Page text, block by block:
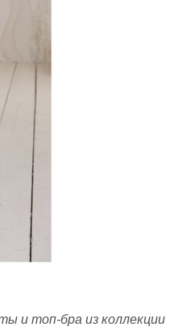
collection
edition
и топ-бра из коллекции